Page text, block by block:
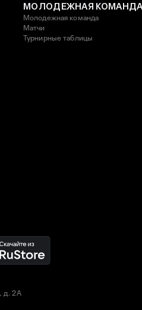
МОЛОДЕЖНАЯ
Молодежная команда
Матчи
Турнирные таблицы
д. 2А